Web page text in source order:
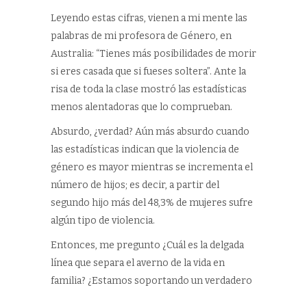
Leyendo estas cifras, vienen a mi mente las
palabras de mi profesora de Género, en
Australia: “Tienes más posibilidades de morir
si eres casada que si fueses soltera”. Ante la
risa de toda la clase mostró las estadísticas
menos alentadoras que lo comprueban.
Absurdo, ¿verdad? Aún más absurdo cuando
las estadísticas indican que la violencia de
género es mayor mientras se incrementa el
número de hijos; es decir, a partir del
segundo hijo más del 48,3% de mujeres sufre
algún tipo de violencia.
Entonces, me pregunto ¿Cuál es la delgada
línea que separa el averno de la vida en
familia? ¿Estamos soportando un verdadero